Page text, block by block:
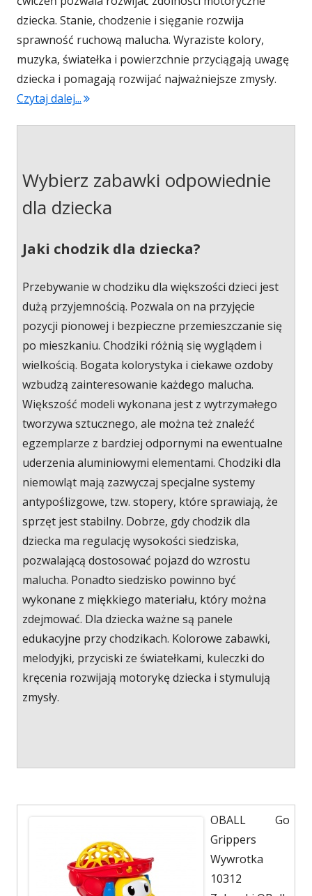
dziecka. Stanie, chodzenie i sięganie rozwija
sprawność ruchową malucha. Wyraziste kolory,
muzyka, światełka i powierzchnie przyciągają uwagę
dziecka i pomagają rozwijać najważniejsze zmysły.
Czytaj dalej..."Interaktywny chodzik Zebra"
Wybierz zabawki odpowiednie
dla dziecka
Jaki chodzik dla dziecka?
Przebywanie w chodziku dla większości dzieci jest
dużą przyjemnością. Pozwala on na przyjęcie
pozycji pionowej i bezpieczne przemieszczanie się
po mieszkaniu. Chodziki różnią się wyglądem i
wielkością. Bogata kolorystyka i ciekawe ozdoby
wzbudzą zainteresowanie każdego malucha.
Większość modeli wykonana jest z wytrzymałego
tworzywa sztucznego, ale można też znaleźć
egzemplarze z bardziej odpornymi na ewentualne
uderzenia aluminiowymi elementami. Chodziki dla
niemowląt mają zazwyczaj specjalne systemy
antypoślizgowe, tzw. stopery, które sprawiają, że
sprzęt jest stabilny. Dobrze, gdy chodzik dla
dziecka ma regulację wysokości siedziska,
pozwalającą dostosować pojazd do wzrostu
malucha. Ponadto siedzisko powinno być
wykonane z miękkiego materiału, który można
zdejmować. Dla dziecka ważne są panele
edukacyjne przy chodzikach. Kolorowe zabawki,
melodyjki, przyciski ze światełkami, kuleczki do
kręcenia rozwijają motorykę dziecka i stymulują
zmysły.
OBALL Go
Grippers
Wywrotka
10312